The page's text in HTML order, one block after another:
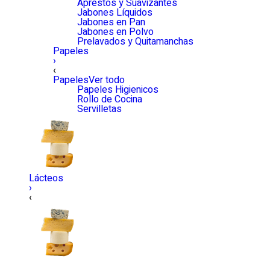
Aprestos y Suavizantes
Jabones Líquidos
Jabones en Pan
Jabones en Polvo
Prelavados y Quitamanchas
Papeles
›
‹
PapelesVer todo
Papeles Higienicos
Rollo de Cocina
Servilletas
Lácteos
›
‹